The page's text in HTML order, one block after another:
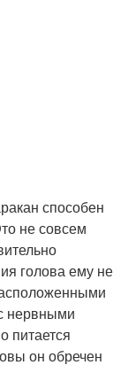
способен
не совсем
голова ему не
нервными
питается
он обречен